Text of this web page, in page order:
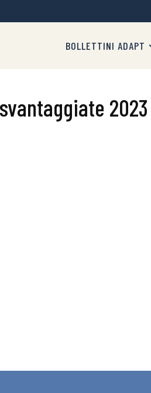
BOLLETTINI ADAPT